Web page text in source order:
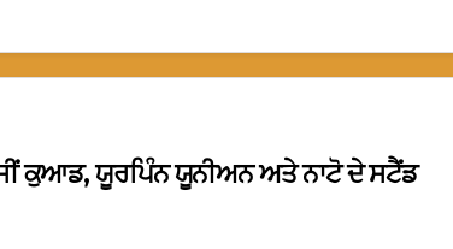
ਕੁਆਡ, ਯੂਰਪਿੰਨ ਯੂਨੀਅਨ ਅਤੇ ਨਾਟੋ ਦੇ ਸਟੈਂਡ